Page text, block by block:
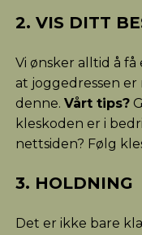
2. VIS DITT
Vi ønsker alltid å
at joggedressen
denne.Vårt tips?
kleskoden er i
nettsiden? Følg
3. HOLDNING
Det er ikke bare